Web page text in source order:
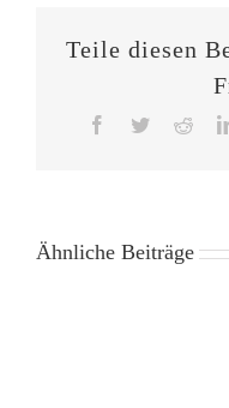
Teile diesen
Facebook
Twitter
Ähnliche Beiträge